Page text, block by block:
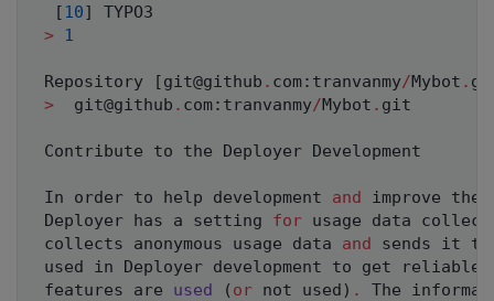
[ 10]
TYPO3
>
1
Repository [git@github . com: tranvanmy/Mybot .
>
git@github . com: tranvanmy/Mybot . git
Contribute to the Deployer Development
In order to help development and improve the
Deployer has a setting for usage data
collects anonymous usage data and sends it to
used in Deployer development to get
features are used ( or not used ) .
The